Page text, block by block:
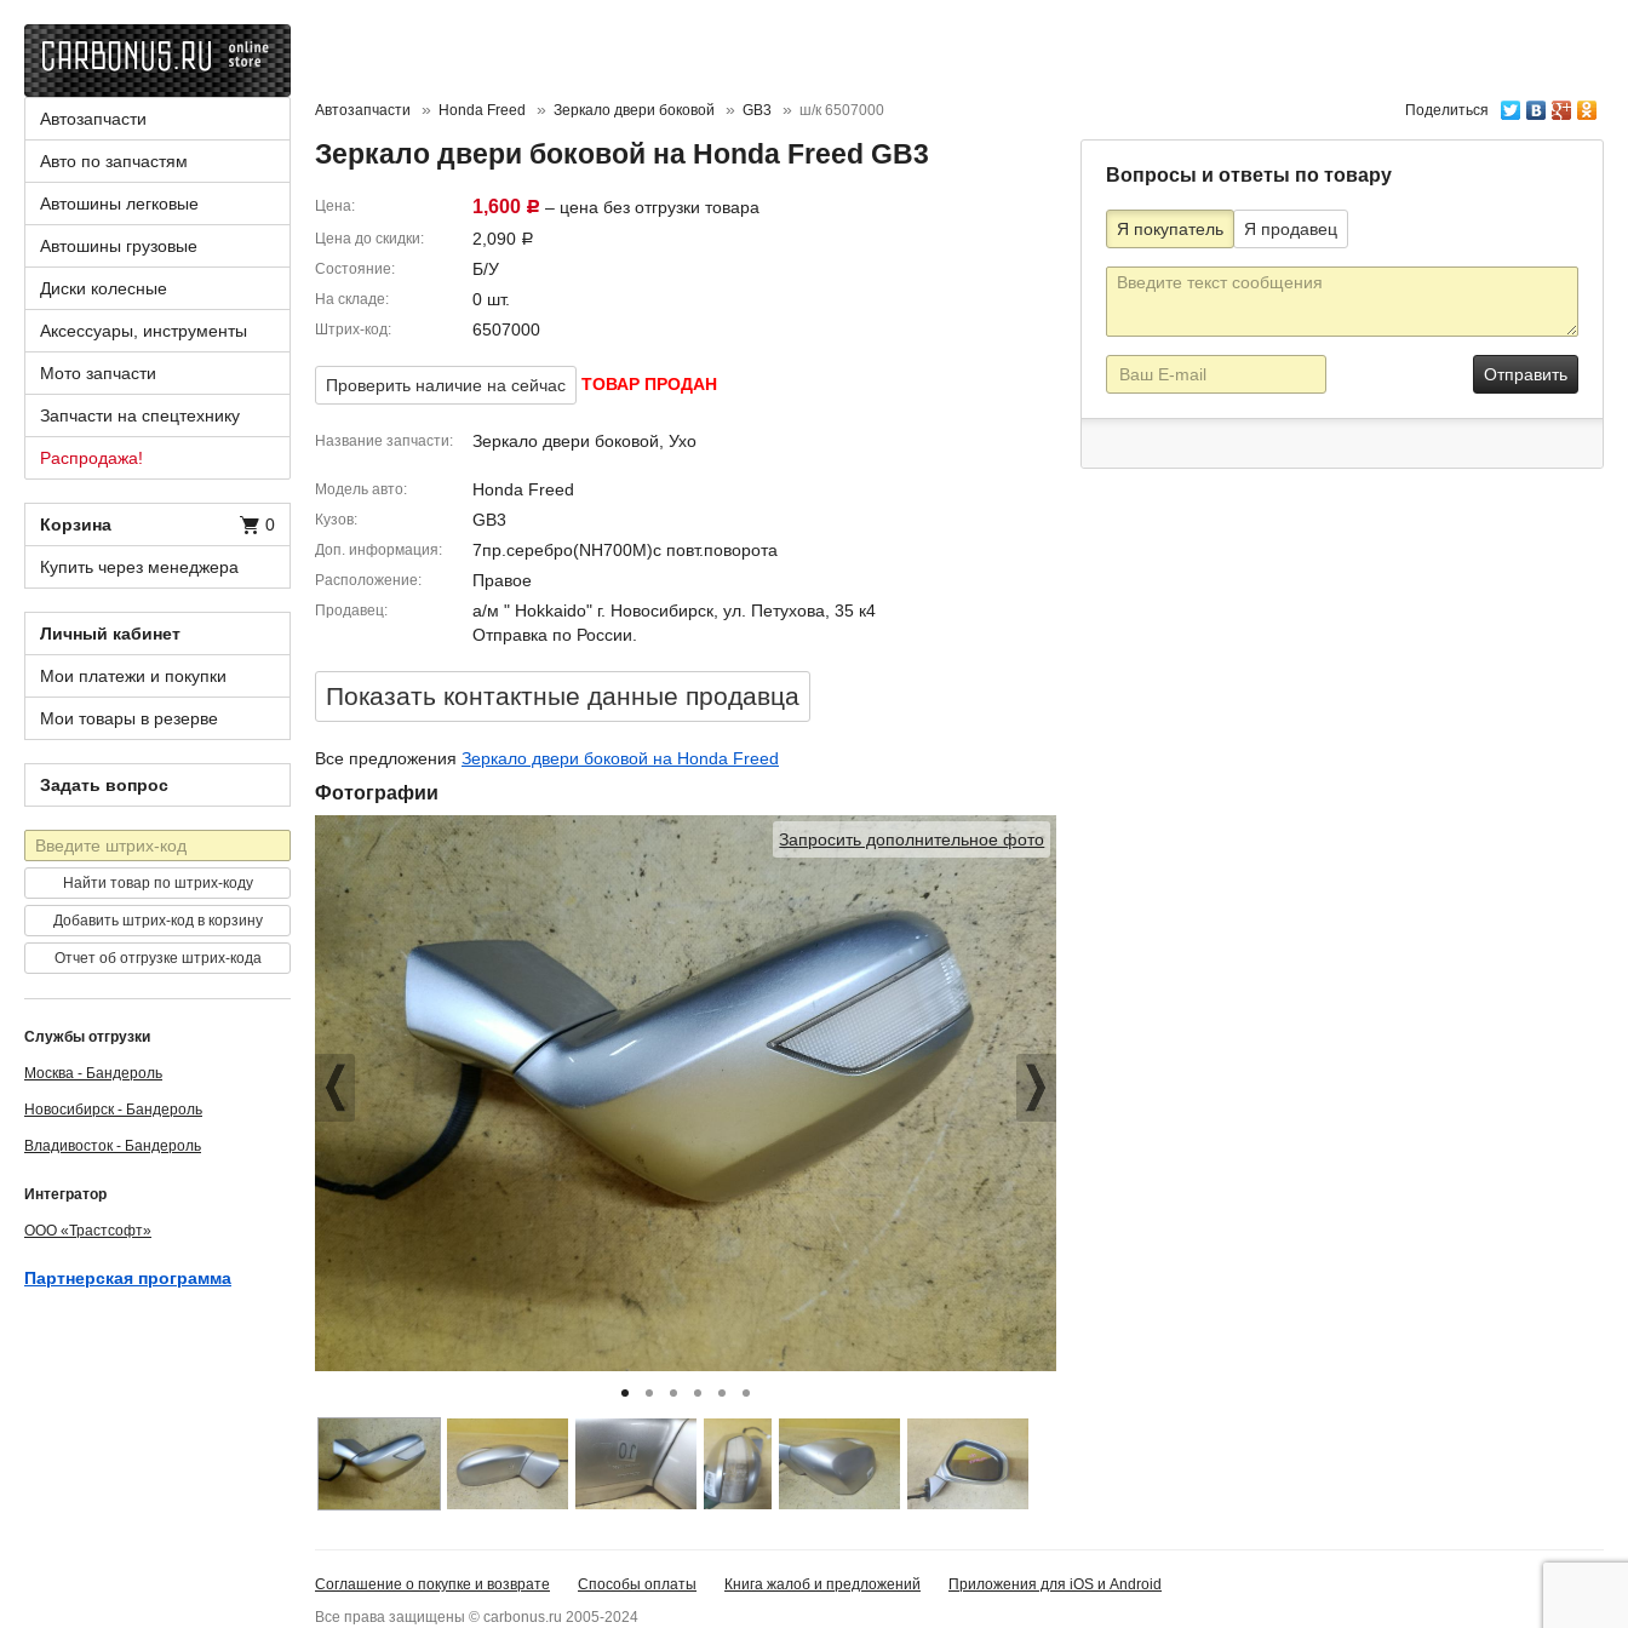
Поделиться
Автозапчасти Honda Freed Зеркало двери боковой GB3 ш/к 6507000
Зеркало двери боковой на Honda Freed GB3
Цена 1,600 Р – цена без отгрузки товара
Цена до скидки 2,090 Р
Состояние Б/У
На складе 0 шт.
Штрих-код 6507000
Проверить наличие на сейчас ТОВАР ПРОДАН
Название запчасти Зеркало двери боковой, Ухо
Модель авто Honda Freed
Кузов GB3
Доп. информация 7пр.серебро(NH700M)с повт.поворота
Расположение Правое
Продавец
а/м " Hokkaido" г. Новосибирск, ул. Петухова, 35 к4
Отправка по России.
Показать контактные данные продавцa
Все предложения Зеркало двери боковой на Honda Freed
Фотографии
Запросить дополнительное фото
Вопросы и ответы по товару
Я покупатель Я продавец
Текст
E-
mail
Автозапчасти
Авто по запчастям
Автошины легковые
Автошины грузовые
Диски колесные
Аксессуары, инструменты
Мото запчасти
Запчасти на спецтехнику
Распродажа!
Корзина 0
Купить через менеджера
Личный кабинет
Мои платежи и покупки
Мои товары в резерве
Задать вопрос
Штрих-
код
Найти товар по штрих-коду
Добавить штрих-код в корзину
Отчет об отгрузке штрих-кода
Службы отгрузки
Москва - Бандероль
Новосибирск - Бандероль
Владивосток - Бандероль
Интегратор
ООО «Трастсофт»
Партнерская программа
Соглашение о покупке и возврате Способы оплаты Книга жалоб и предложений
Приложения для iOS и Android
Все права защищены © carbonus.ru 2005-2024